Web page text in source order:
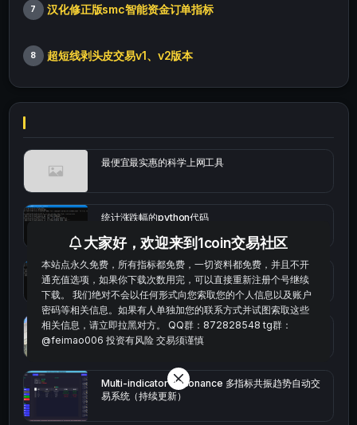
7 汉化修正版smc智能资金订单指标
8 超短线剥头皮交易v1、v2版本
最便宜最实惠的科学上网工具
统计涨跌幅的python代码
okx的短线量化的免费版本
bybit安卓端
Multi-indicator Resonance 多指标共振趋势自动交
易系统（持续更新）
大家好，欢迎来到1coin交易社区
本站点永久免费，所有指标都免费，一切资料都免费，并且不开
通充值选项，如果你下载次数用完，可以直接重新注册个号继续
下载。 我们绝对不会以任何形式向您索取您的个人信息以及账户
密码等相关信息。如果有人单独加您的联系方式并试图索取这些
相关信息，请立即拉黑对方。 QQ群：872828548 tg群：
@feimao006 投资有风险 交易须谨慎